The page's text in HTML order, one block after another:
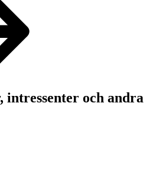
intressenter och andra